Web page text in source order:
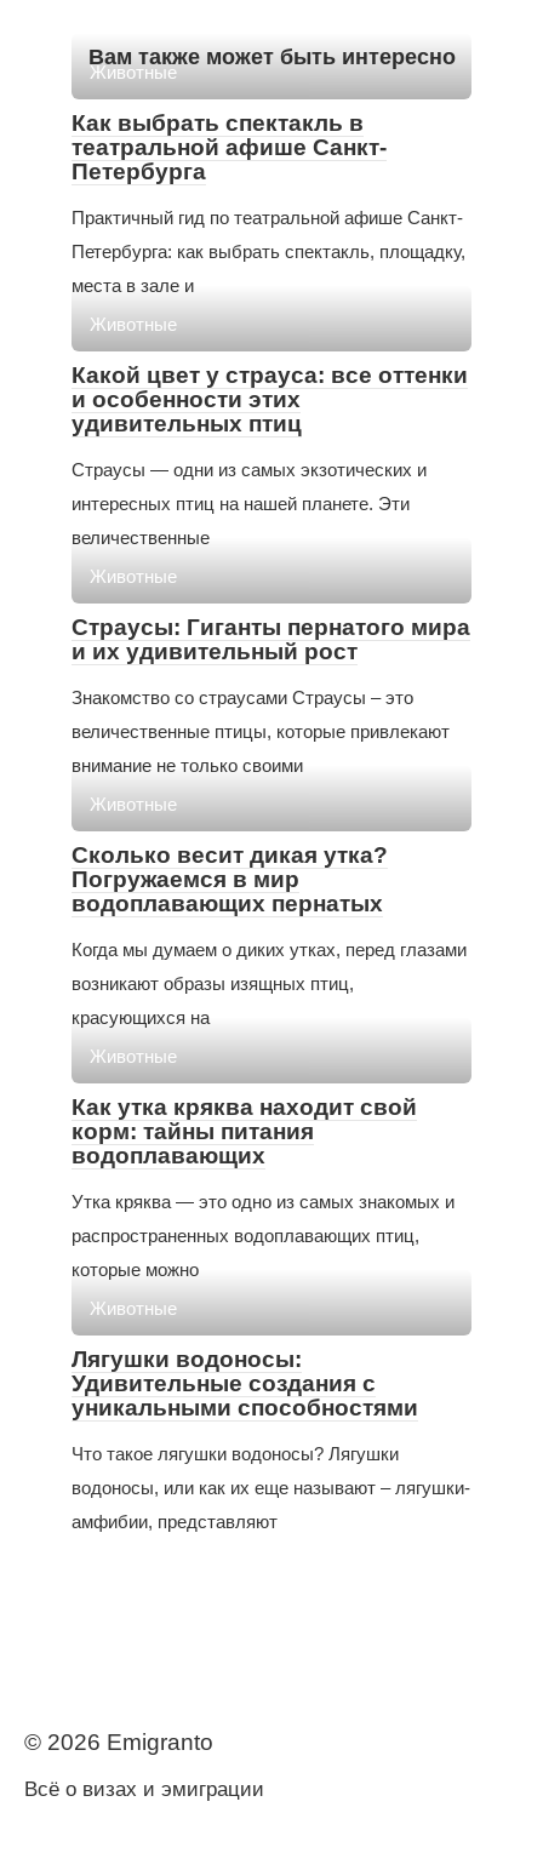
Вам также может быть интересно
Животные
Как выбрать спектакль в
театральной афише Санкт-
Петербурга
Практичный гид по театральной афише Санкт-
Петербурга: как выбрать спектакль, площадку,
места в зале и
Животные
Какой цвет у страуса: все оттенки
и особенности этих
удивительных птиц
Страусы — одни из самых экзотических и
интересных птиц на нашей планете. Эти
величественные
Животные
Страусы: Гиганты пернатого мира
и их удивительный рост
Знакомство со страусами Страусы – это
величественные птицы, которые привлекают
внимание не только своими
Животные
Сколько весит дикая утка?
Погружаемся в мир
водоплавающих пернатых
Когда мы думаем о диких утках, перед глазами
возникают образы изящных птиц,
красующихся на
Животные
Как утка кряква находит свой
корм: тайны питания
водоплавающих
Утка кряква — это одно из самых знакомых и
распространенных водоплавающих птиц,
которые можно
Животные
Лягушки водоносы:
Удивительные создания с
уникальными способностями
Что такое лягушки водоносы? Лягушки
водоносы, или как их еще называют – лягушки-
амфибии, представляют
© 2026 Еmigranto
Всё о визах и эмиграции